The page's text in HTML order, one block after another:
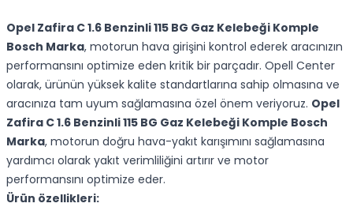
Opel Zafira C 1.6 Benzinli 115 BG Gaz Kelebeği Komple
Bosch Marka, motorun hava girişini kontrol ederek aracınızın
performansını optimize eden kritik bir parçadır. Opell Center
olarak, ürünün yüksek kalite standartlarına sahip olmasına ve
aracınıza tam uyum sağlamasına özel önem veriyoruz. Opel
Zafira C 1.6 Benzinli 115 BG Gaz Kelebeği Komple Bosch
Marka, motorun doğru hava-yakıt karışımını sağlamasına
yardımcı olarak yakıt verimliliğini artırır ve motor
performansını optimize eder.
Ürün özellikleri: